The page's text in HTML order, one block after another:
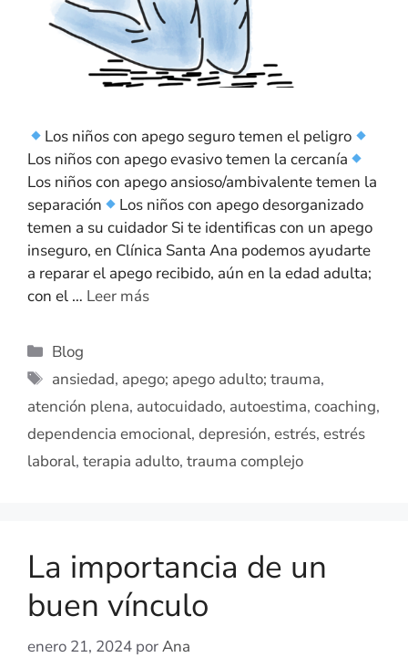
Los niños con apego seguro temen el peligro
Los niños con apego evasivo temen la cercanía
Los niños con apego ansioso/ambivalente temen la
separación
Los niños con apego desorganizado
temen a su cuidador Si te identificas con un apego
inseguro, en Clínica Santa Ana podemos ayudarte
a reparar el apego recibido, aún en la edad adulta;
con el … Leer más
Blog
ansiedad, apego; apego adulto; trauma,
atención plena, autocuidado, autoestima, coaching,
dependencia emocional, depresión, estrés, estrés
laboral, terapia adulto, trauma complejo
La importancia de un
buen vínculo
enero 21, 2024 porAna